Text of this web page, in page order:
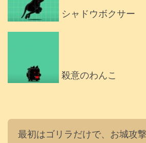
シャドウボクサー
殺意のわんこ
最初はゴリラだけで、お城攻